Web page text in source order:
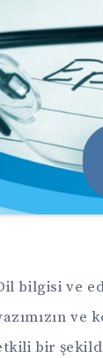
bilgisi ve
ve
bir